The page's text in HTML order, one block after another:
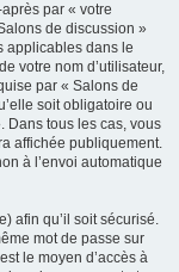
par « votre
de discussion »
applicables dans le
votre nom d’utilisateur,
par « Salons de
soit obligatoire ou
Dans tous les cas, vous
affichée publiquement.
à l’envoi automatique
afin qu’il soit sécurisé.
mot de passe sur
le moyen d’accès à